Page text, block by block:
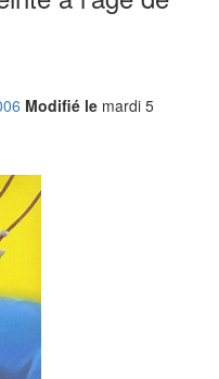
Modifié le mardi 5